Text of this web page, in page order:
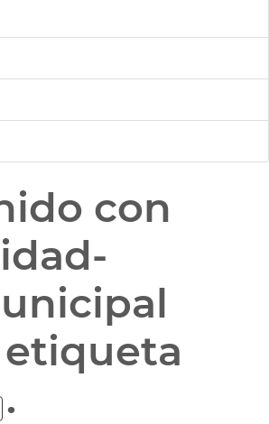
con
.